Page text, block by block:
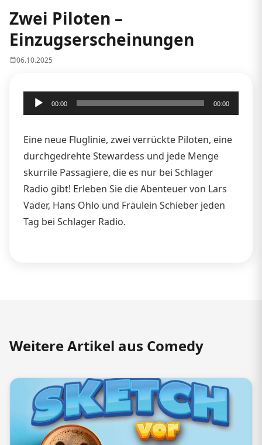
Zwei Piloten –
Einzugserscheinungen
06.10.2025
Audio-
Player
00:00 00:00
Eine neue Fluglinie, zwei verrückte Piloten, eine
durchgedrehte Stewardess und jede Menge
skurrile Passagiere, die es nur bei Schlager
Radio gibt! Erleben Sie die Abenteuer von Lars
Vader, Hans Ohlo und Fräulein Schieber jeden
Tag bei Schlager Radio.
Weitere Artikel aus Comedy